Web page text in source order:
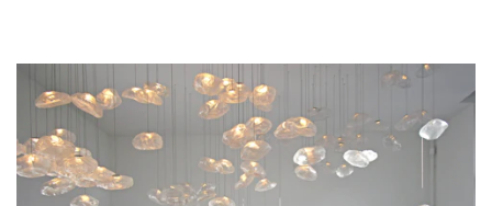
schnell wieder verkauft. Grund genug, alles wieder
umzudekorieren. Wer weiß, ob beim nächsten Mal die Wand im
Eingangsbereich noch blau ist und die coolen Pendelleuchten
von Nordlux noch zu haben sind... room capacity, Linienstraße
150, 10115 Berlin und auf Facebook Di – Sa von 13.00 bis 19.00
Uhr Über room capacity habe ich bereits hier und hier berichtet.